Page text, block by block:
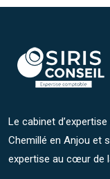
Le cabinet
Chemillé en Anjou et
expertise au cœur de